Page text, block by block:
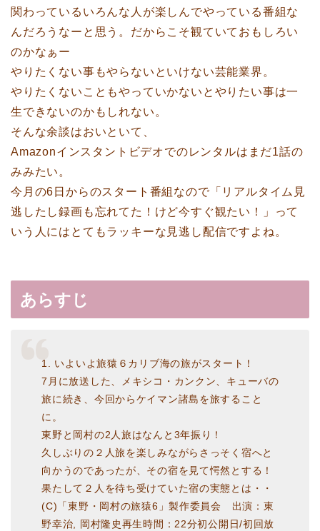
関わっているいろんな人が楽しんでやっている番組な
んだろうなーと思う。だからこそ観ていておもしろい
のかなぁー
やりたくない事もやらないといけない芸能業界。
やりたくないこともやっていかないとやりたい事は一
生できないのかもしれない。
そんな余談はおいといて、
Amazonインスタントビデオでのレンタルはまだ1話の
みみたい。
今月の6日からのスタート番組なので「リアルタイム見
逃したし録画も忘れてた！けど今すぐ観たい！」って
いう人にはとてもラッキーな見逃し配信ですよね。
あらすじ
1. いよいよ旅猿６カリブ海の旅がスタート！
7月に放送した、メキシコ・カンクン、キューバの
旅に続き、今回からケイマン諸島を旅すること
に。
東野と岡村の2人旅はなんと3年振り！
久しぶりの２人旅を楽しみながらさっそく宿へと
向かうのであったが、その宿を見て愕然とする！
果たして２人を待ち受けていた宿の実態とは・・
(C)「東野・岡村の旅猿6」製作委員会 出演：東
野幸治, 岡村隆史再生時間：22分初公開日/初回放